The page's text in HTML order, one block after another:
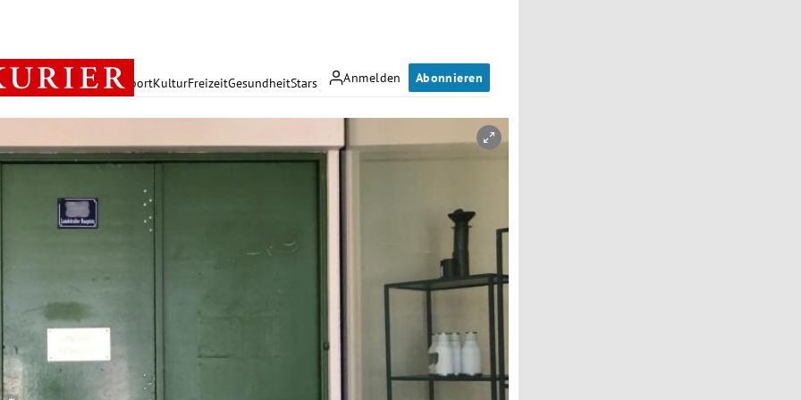
Anmelden Abonnieren
PolitikWirtschaft SportKulturFreizeitGesundheitStars